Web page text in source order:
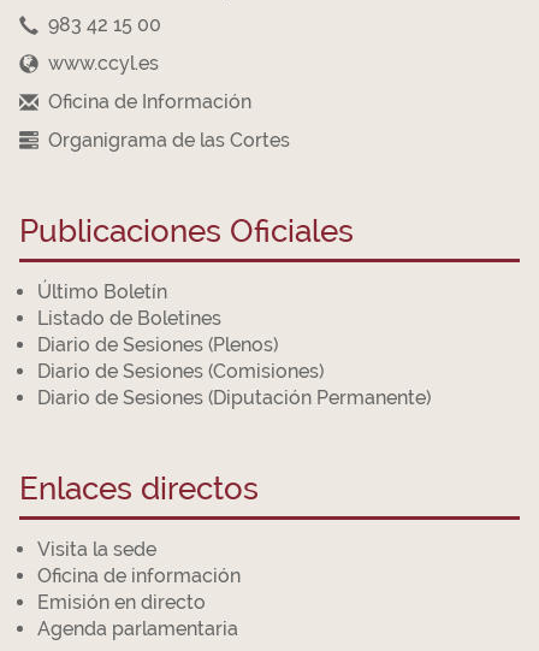
983 42 15 00
www.ccyl.es
Oficina de Información
Organigrama de las Cortes
Publicaciones Oficiales
Último Boletín
Listado de Boletines
Diario de Sesiones (Plenos)
Diario de Sesiones (Comisiones)
Diario de Sesiones (Diputación Permanente)
Enlaces directos
Visita la sede
Oficina de información
Emisión en directo
Agenda parlamentaria